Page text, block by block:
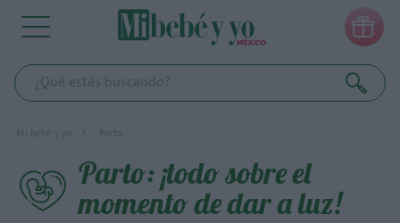

Mi bebé y yo Parto
Parto: ¡todo sobre el
momento de dar a luz!